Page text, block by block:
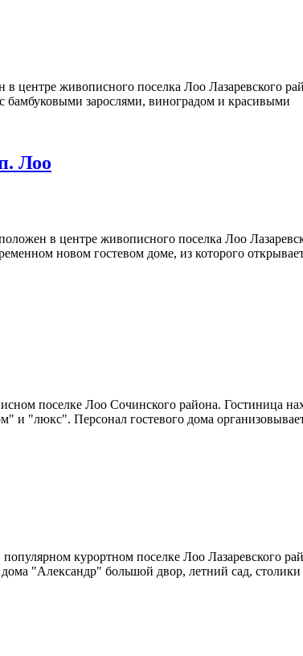
центре живописного поселка Лоо Лазаревского
зарослями, виноградом и красивыми
Лоо
в центре живописного поселка Лоо
новом гостевом доме, из которого
поселке Лоо Сочинского района. Гостиница
и "люкс". Персонал гостевого дома
курортном поселке Лоо Лазаревского
"Александр" большой двор, летний сад,